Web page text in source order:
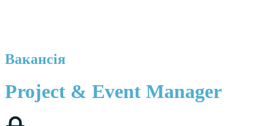
Вакансія
Project & Event Manager